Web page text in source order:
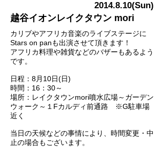
2014.8.10(Sun)
越谷イオンレイクタウン mori
カリブやアフリカ音楽のライブステージに
Stars on panも出演させて頂きます！
アフリカ料理や雑貨などのバザーもあるよう
です。
日程：8月10日(日)
時間：16：30～
場所：レイクタウンmori噴水広場～ガーデン
ウォーク～１Fカルディ前通路 ※G駐車場
近く
当日の天候などの事情により、時間変更・中
止の場合もございます。